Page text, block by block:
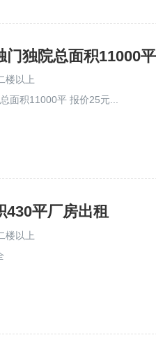
楼以上
面积11000平 报价25元...
平厂房出租
楼以上